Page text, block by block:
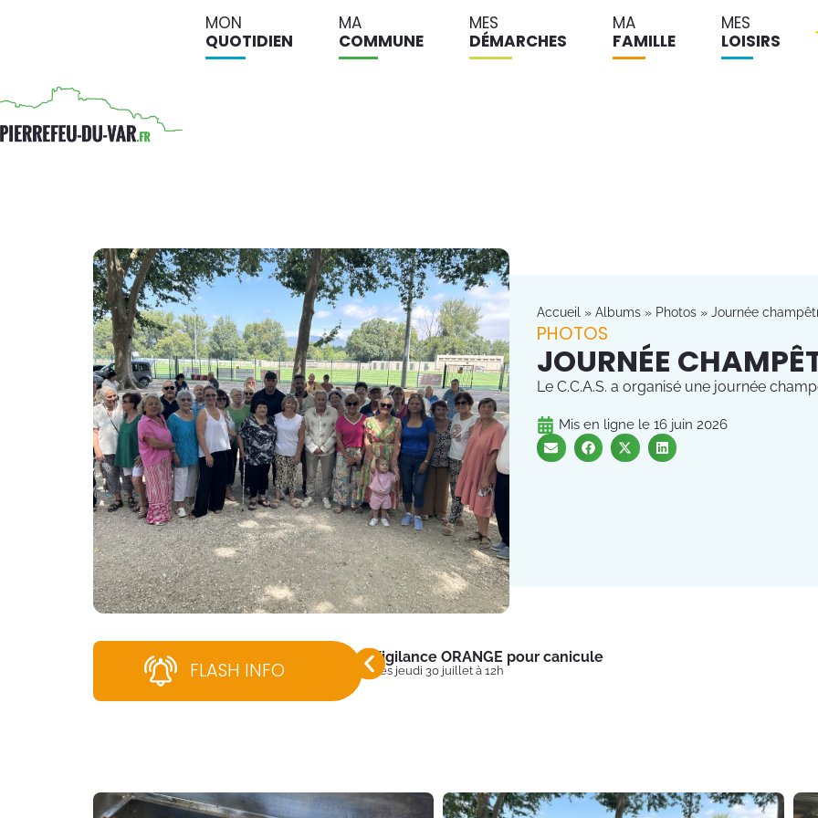
MON
QUOTIDIEN
MA
COMMUNE
MES
DÉMARCHES
MA
FAMILLE
MES
LOISIRS
Accueil » Albums » Photos » Journée
PHOTOS
JOURNÉE
Le C.C.A.S. a organisé une journée
Mis en ligne le 16 juin 2026
FLASH INFO
Vigilance ORANGE pour canicule
Dès jeudi 30 juillet à 12h